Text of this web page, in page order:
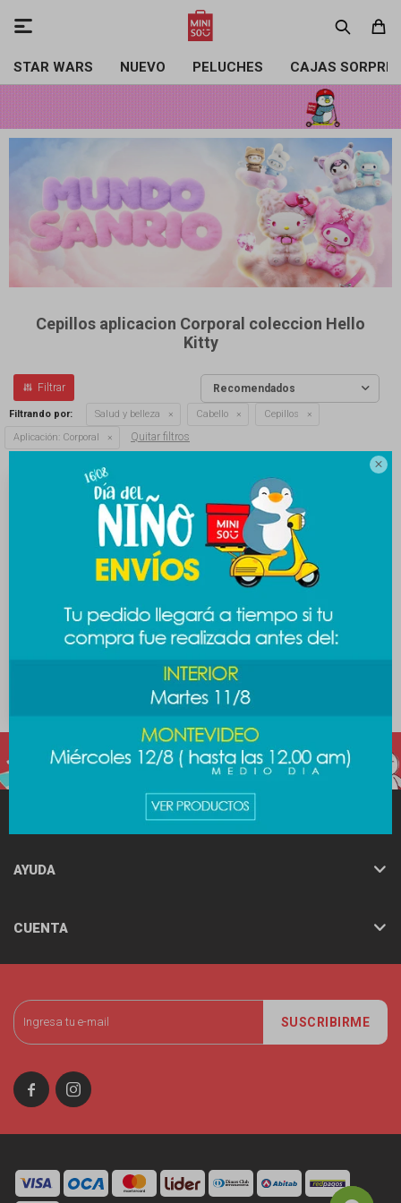

STAR WARS NUEVO PELUCHES CAJAS

Cepillos aplicacion Corporal coleccion Hello
Kitty
Recomendados
Filtrando por: Salud y belleza Cabello
Cepillos
Aplicación: Corporal Quitar filtros
SUSCRIBIRME
 
AYUDA
CUENTA